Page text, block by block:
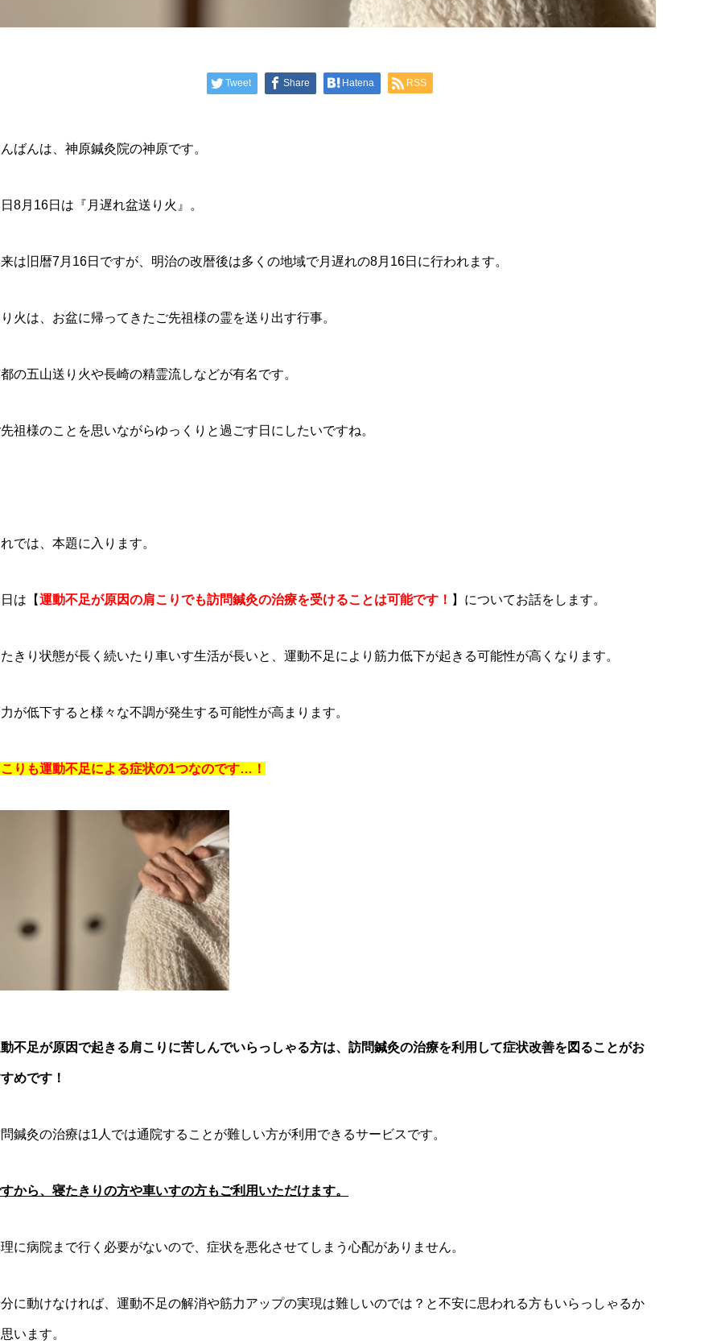
Tweet Share Hatena RSS
ばんは、神原鍼灸院の神原です。
8月16日は『月遅れ盆送り火』。
は旧暦7月16日ですが、明治の改暦後は多くの地域で月遅れの8月16日に行われます。
火は、お盆に帰ってきたご先祖様の霊を送り出す行事。
の五山送り火や長崎の精霊流しなどが有名です。
祖様のことを思いながらゆっくりと過ごす日にしたいですね。
では、本題に入ります。
は【運動不足が原因の肩こりでも訪問鍼灸の治療を受けることは可能です！ 】についてお話をします。
きり状態が長く続いたり車いす生活が長いと、運動不足により筋力低下が起きる可能性が高くなります。
が低下すると様々な不調が発生する可能性が高まります。
りも運動不足による症状の1つなのです…！
不足が原因で起きる肩こりに苦しんでいらっしゃる方は、訪問鍼灸の治療を利用して症状改善を図ることがお
めです！
鍼灸の治療は1人では通院することが難しい方が利用できるサービスです。
から、寝たきりの方や車いすの方もご利用いただけます。
に病院まで行く必要がないので、症状を悪化させてしまう心配がありません。
に動けなければ、運動不足の解消や筋力アップの実現は難しいのでは？と不安に思われる方もいらっしゃるか
います。